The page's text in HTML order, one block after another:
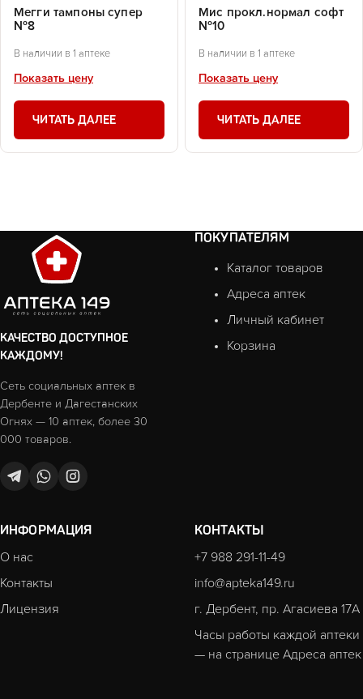
Мегги тампоны супер
№8
В наличии в 1 аптеке
Показать цену
ЧИТАТЬ ДАЛЕЕ
Мис прокл.нормал софт
№10
В наличии в 1 аптеке
Показать цену
ЧИТАТЬ ДАЛЕЕ
КАЧЕСТВО ДОСТУПНОЕ
КАЖДОМУ!
Сеть социальных аптек в
Дербенте и Дагестанских
Огнях — 10 аптек, более 30
000 товаров.
ПОКУПАТЕЛЯМ
Каталог товаров
Адреса аптек
Личный кабинет
Корзина
ИНФОРМАЦИЯ
О нас
Контакты
Лицензия
КОНТАКТЫ
+7 988 291-11-49
info@apteka149.ru
г. Дербент, пр. Агасиева 17А
Часы работы каждой аптеки
— на странице Адреса аптек